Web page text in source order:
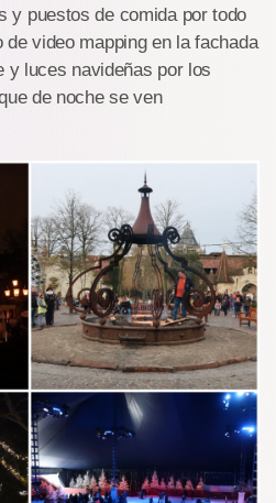
y puestos de comida por todo
video mapping en la fachada
y luces navideñas por los
de noche se ven